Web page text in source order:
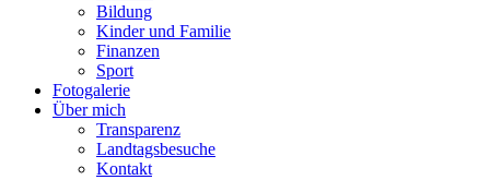
Bildung
Kinder und Familie
Finanzen
Sport
Fotogalerie
Über mich
Transparenz
Landtagsbesuche
Kontakt